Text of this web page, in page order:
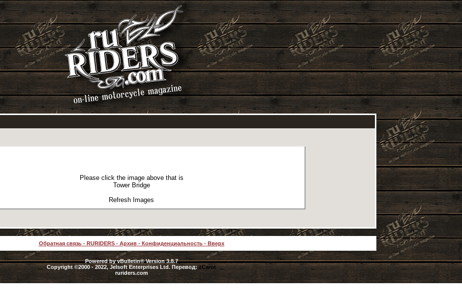
Please click the image above that is
Tower Bridge
Refresh Images
Обратная связь- RURIDERS- Архив- Конфиденциальность- Вверх
Powered by vBulletin® Version 3.8.7
Copyright ©2000 - 2022, Jelsoft Enterprises Ltd. Перевод: zCarot
ruriders.com